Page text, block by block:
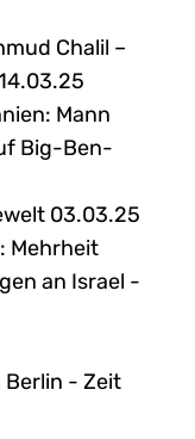
Chalil –
Mann
Big-Ben-
03.03.25
Mehrheit
an Israel -
Berlin - Zeit